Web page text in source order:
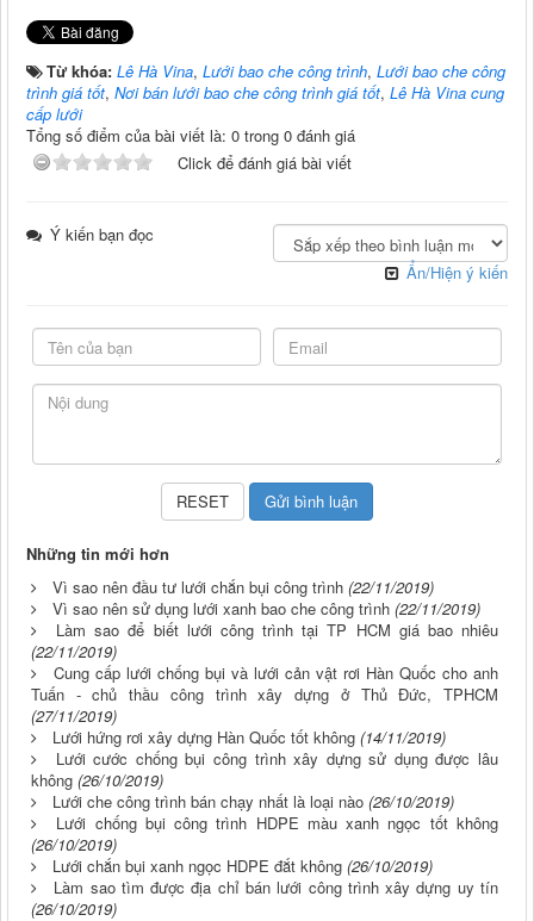
Từ khóa: Lê Hà Vina, Lưới bao che công trình, Lưới bao che công
trình giá tốt, Nơi bán lưới bao che công trình giá tốt, Lê Hà Vina cung
cấp lưới
Tổng số điểm của bài viết là: 0 trong 0 đánh giá
Click để đánh giá bài viết
Những tin mới hơn
Vì sao nên đầu tư lưới chắn bụi công trình (22/11/2019)
Vì sao nên sử dụng lưới xanh bao che công trình (22/11/2019)
Làm sao để biết lưới công trình tại TP HCM giá bao nhiêu
(22/11/2019)
Cung cấp lưới chống bụi và lưới cản vật rơi Hàn Quốc cho anh
Tuấn - chủ thầu công trình xây dựng ở Thủ Đức, TPHCM
(27/11/2019)
Lưới hứng rơi xây dựng Hàn Quốc tốt không (14/11/2019)
Lưới cước chống bụi công trình xây dựng sử dụng được lâu
không (26/10/2019)
Lưới che công trình bán chạy nhất là loại nào (26/10/2019)
Lưới chống bụi công trình HDPE màu xanh ngọc tốt không
(26/10/2019)
Lưới chắn bụi xanh ngọc HDPE đắt không (26/10/2019)
Làm sao tìm được địa chỉ bán lưới công trình xây dựng uy tín
(26/10/2019)